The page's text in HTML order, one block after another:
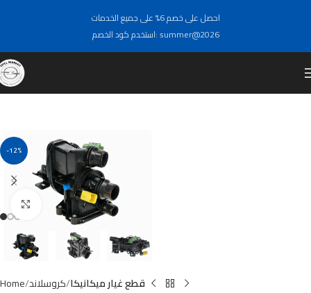
احصل على خصم 6% على جميع الخدمات
استخدم كود الخصم: summer@2026
-12%
Click to enlarge
Home كروسلاند قطع غيار ميكانيكا